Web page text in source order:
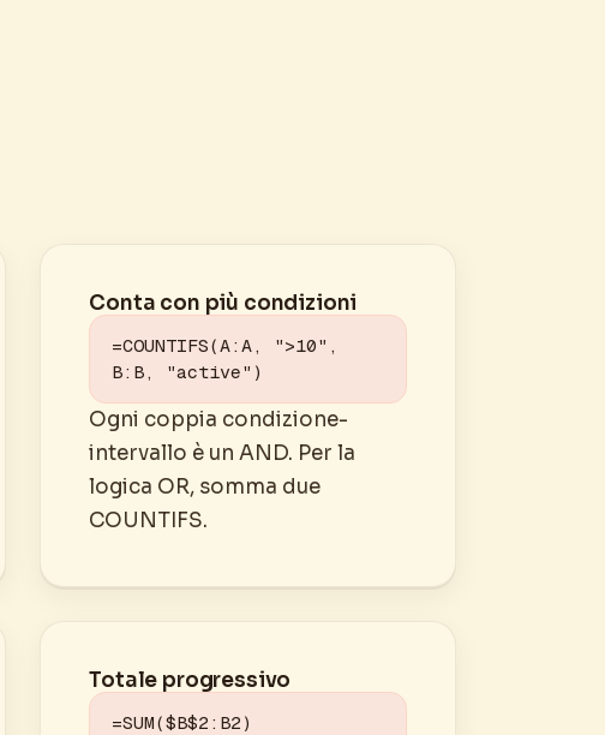
Conta con più condizioni
=COUNTIFS(A:A, ">10",
B:B, "active")
Ogni coppia condizione-
intervallo è un AND. Per la
logica OR, somma due
COUNTIFS.
Totale progressivo
=SUM($B$2:B2)